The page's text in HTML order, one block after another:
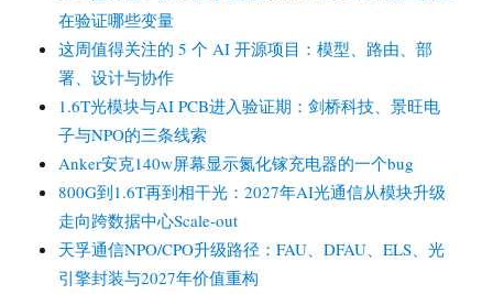
在验证哪些变量
这周值得关注的 5 个 AI 开源项目：模型、路由、部
署、设计与协作
1.6T光模块与AI PCB进入验证期：剑桥科技、景旺电
子与NPO的三条线索
Anker安克140w屏幕显示氮化镓充电器的一个bug
800G到1.6T再到相干光：2027年AI光通信从模块升级
走向跨数据中心Scale-out
天孚通信NPO/CPO升级路径：FAU、DFAU、ELS、光
引擎封装与2027年价值重构